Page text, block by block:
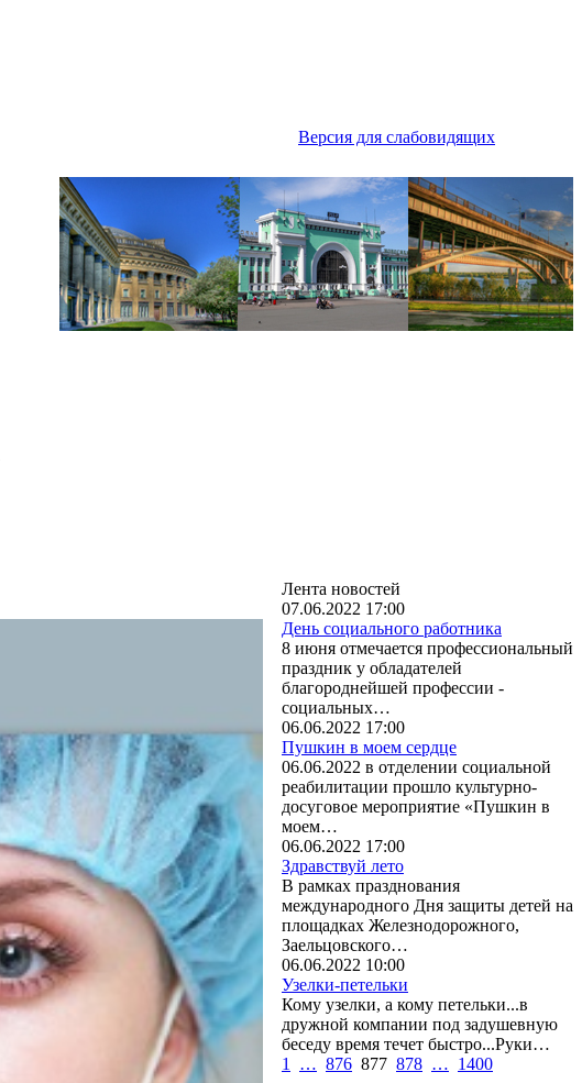
Версия для слабовидящих
Лента новостей
07.06.2022 17:00
День социального работника
8 июня отмечается профессиональный
праздник у обладателей
благороднейшей профессии -
социальных…
06.06.2022 17:00
Пушкин в моем сердце
06.06.2022 в отделении социальной
реабилитации прошло культурно-
досуговое мероприятие «Пушкин в
моем…
06.06.2022 17:00
Здравствуй лето
В рамках празднования
международного Дня защиты детей на
площадках Железнодорожного,
Заельцовского…
06.06.2022 10:00
Узелки-петельки
Кому узелки, а кому петельки...в
дружной компании под задушевную
беседу время течет быстро...Руки…
1
… 876 877 878 … 1400